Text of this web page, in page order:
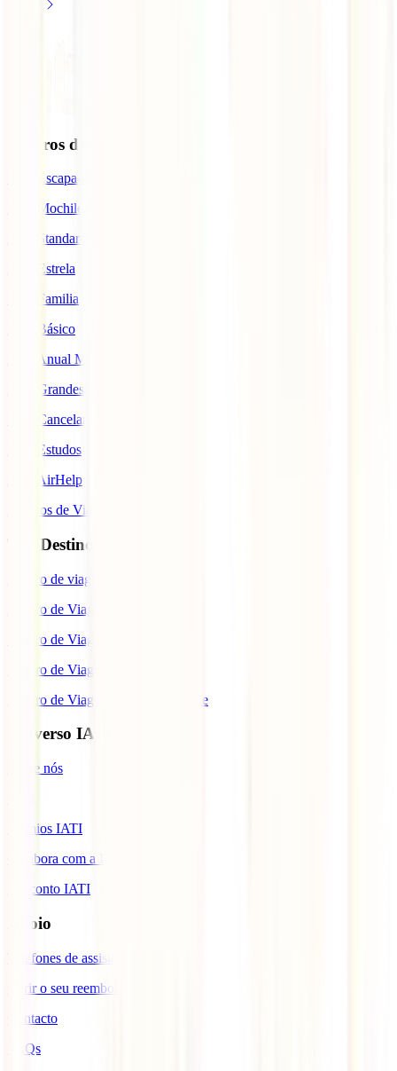
Seguros de Viagem
IATI Escapadinhas
IATI Mochileiro
IATI Standard
IATI Estrela
IATI Familia
IATI Básico
IATI Anual Multiviagem
IATI Grandes Viajantes
IATI Cancelamento Premium
IATI Estudos
IATI AirHelp
Seguros de Viagem
Top Destinos
Seguro de viagem para o Japão
Seguro de Viagem para os EUA
Seguro de Viagem para o Brasil
Seguro de Viagem para Tailândia
Seguro de Viagem para Cabo Verde
Universo IATI
Sobre nós
Prémios IATI
Colabora com a IATI
Desconto IATI
Apoio
Telefones de assistência
Gerir o seu reembolso
Contacto
FAQs